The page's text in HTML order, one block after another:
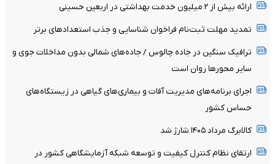
ارائه بیش از ۲ میلیون خدمت بهداشتی در اربعین حسینی
تمدید مهلت ثبت‌نام فراخوان شناسایی و جذب استعدادهای برتر
ترافیک سنگین در جاده چالوس / جاده‌های شمالی بدون مداخلات جوی و
سایر محورها روان است
اجرای برنامه‌های مدیریت آفات و بیماری‌های گیاهی در زیستگاه‌های
حساس کشور
کالابرگ مرداد ۱۴۰۵ شارژ شد
ارتقای نظام کنترل کیفیت و توسعه شبکه آزمایشگاهی کشور در